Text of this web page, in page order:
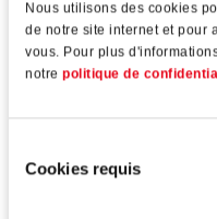
Nous utilisons des cookies
de notre site internet et pour
vous. Pour plus
notre politique de
duCookies requis
Design